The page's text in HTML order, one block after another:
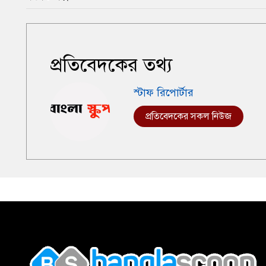
প্রতিবেদকের তথ্য
স্টাফ রিপোর্টার
প্রতিবেদকের সকল নিউজ